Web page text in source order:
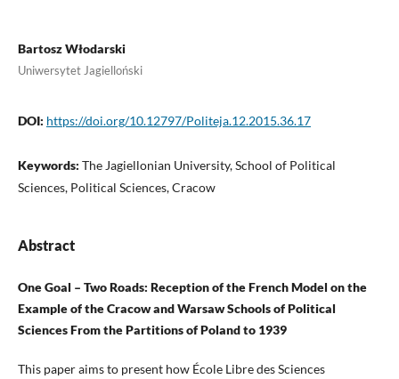
Bartosz Włodarski
Uniwersytet Jagielloński
DOI: https://doi.org/10.12797/Politeja.12.2015.36.17
Keywords: The Jagiellonian University, School of Political
Sciences, Political Sciences, Cracow
Abstract
One Goal – Two Roads: Reception of the French Model on the
Example of the Cracow and Warsaw Schools of Political
Sciences From the Partitions of Poland to 1939
This paper aims to present how École Libre des Sciences